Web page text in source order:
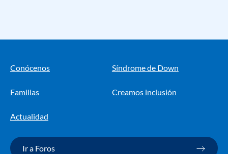
Conócenos Síndrome de Down
Familias Creamos inclusión
Actualidad
Ir a Foros